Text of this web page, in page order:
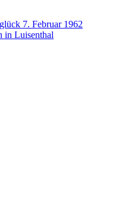
7. Februar 1962
in Luisenthal